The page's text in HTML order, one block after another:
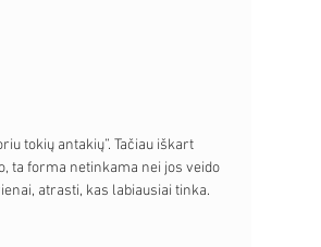
tokių antakių”. Tačiau iškart
ta forma netinkama nei jos veido
atrasti, kas labiausiai tinka.